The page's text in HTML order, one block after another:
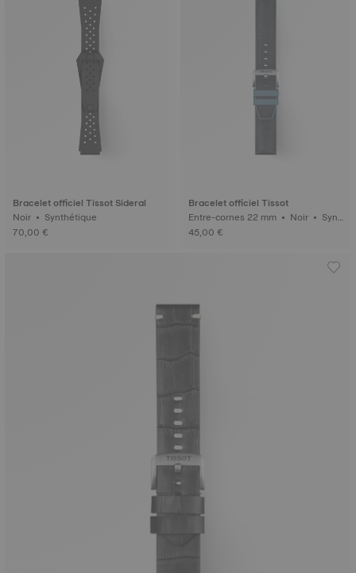
Bracelet officiel Tissot Sideral
Noir • Synthétique
70,00 €
Bracelet officiel Tissot
Entre-cornes 22 mm • Noir • Synt
hétique
45,00 €